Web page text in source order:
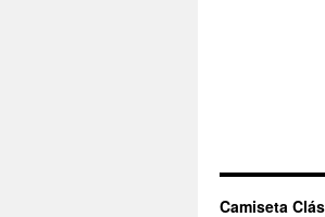
Camiseta